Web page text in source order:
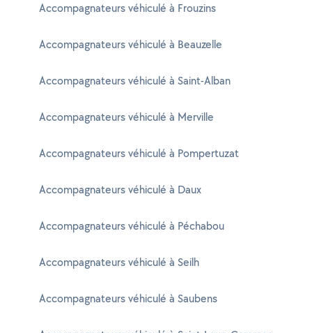
Accompagnateurs véhiculé à Frouzins
Accompagnateurs véhiculé à Beauzelle
Accompagnateurs véhiculé à Saint-Alban
Accompagnateurs véhiculé à Merville
Accompagnateurs véhiculé à Pompertuzat
Accompagnateurs véhiculé à Daux
Accompagnateurs véhiculé à Péchabou
Accompagnateurs véhiculé à Seilh
Accompagnateurs véhiculé à Saubens